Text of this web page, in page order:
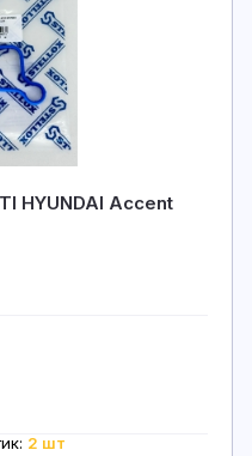
HYUNDAI Accent
2 шт